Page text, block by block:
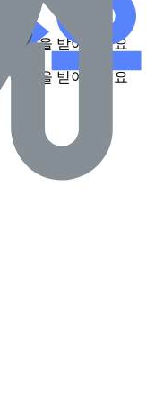
혜택을 받아보세요
혜택을 받아보세요